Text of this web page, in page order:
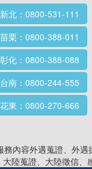
新北：0800-531-111
苗栗：0800-388-011
彰化：0800-388-088
台南：0800-244-555
花東：0800-270-666
內容外遇蒐證、外
陸蒐證、大陸徵信